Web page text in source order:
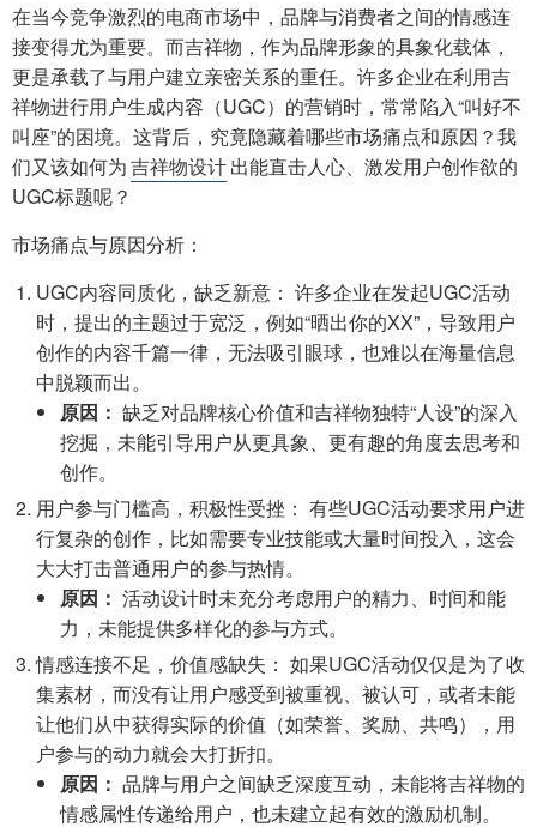
在当今竞争激烈的电商市场中，品牌与消费者之间的情感连
接变得尤为重要。而吉祥物，作为品牌形象的具象化载体，
更是承载了与用户建立亲密关系的重任。许多企业在利用吉
祥物进行用户生成内容（UGC）的营销时，常常陷入“叫好不
叫座”的困境。这背后，究竟隐藏着哪些市场痛点和原因？我
们又该如何为吉祥物设计出能直击人心、激发用户创作欲的
UGC标题呢？
市场痛点与原因分析：
UGC内容同质化，缺乏新意： 许多企业在发起UGC活动
时，提出的主题过于宽泛，例如“晒出你的XX”，导致用户
创作的内容千篇一律，无法吸引眼球，也难以在海量信息
中脱颖而出。
原因： 缺乏对品牌核心价值和吉祥物独特“人设”的深入
挖掘，未能引导用户从更具象、更有趣的角度去思考和
创作。
用户参与门槛高，积极性受挫： 有些UGC活动要求用户进
行复杂的创作，比如需要专业技能或大量时间投入，这会
大大打击普通用户的参与热情。
原因： 活动设计时未充分考虑用户的精力、时间和能
力，未能提供多样化的参与方式。
情感连接不足，价值感缺失： 如果UGC活动仅仅是为了收
集素材，而没有让用户感受到被重视、被认可，或者未能
让他们从中获得实际的价值（如荣誉、奖励、共鸣），用
户参与的动力就会大打折扣。
原因： 品牌与用户之间缺乏深度互动，未能将吉祥物的
情感属性传递给用户，也未建立起有效的激励机制。